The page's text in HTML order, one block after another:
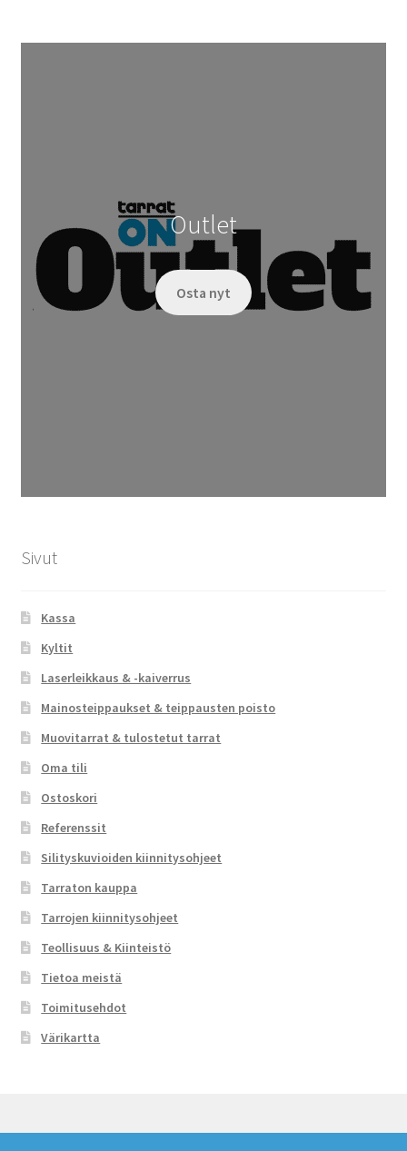
Outlet
Osta nyt
Sivut
Kassa
Kyltit
Laserleikkaus & -kaiverrus
Mainosteippaukset & teippausten poisto
Muovitarrat & tulostetut tarrat
Oma tili
Ostoskori
Referenssit
Silityskuvioiden kiinnitysohjeet
Tarraton kauppa
Tarrojen kiinnitysohjeet
Teollisuus & Kiinteistö
Tietoa meistä
Toimitusehdot
Värikartta